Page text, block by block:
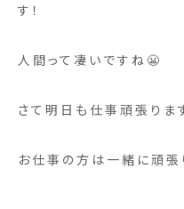
す！
人間って凄いですね😬
さて明日も仕事頑張りま
お仕事の方は一緒に頑張